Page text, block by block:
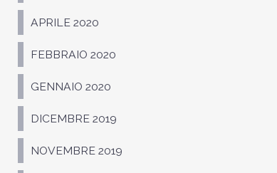
APRILE 2020
FEBBRAIO 2020
GENNAIO 2020
DICEMBRE 2019
NOVEMBRE 2019